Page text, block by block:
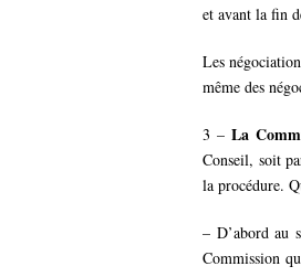
et avant la fin
Les
même des
3 –La
Conseil, soit
la procédure.
– D’abord au
Commission